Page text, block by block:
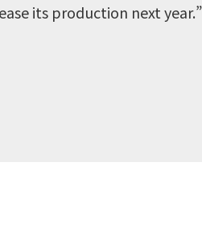
its production next year.”